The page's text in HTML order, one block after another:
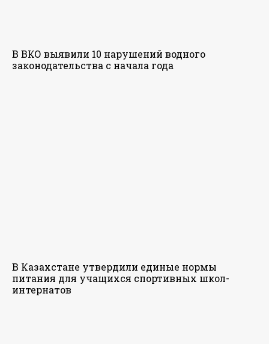
В ВКО выявили 10 нарушений водного
законодательства с начала года
В Казахстане утвердили единые нормы
питания для учащихся спортивных школ-
интернатов